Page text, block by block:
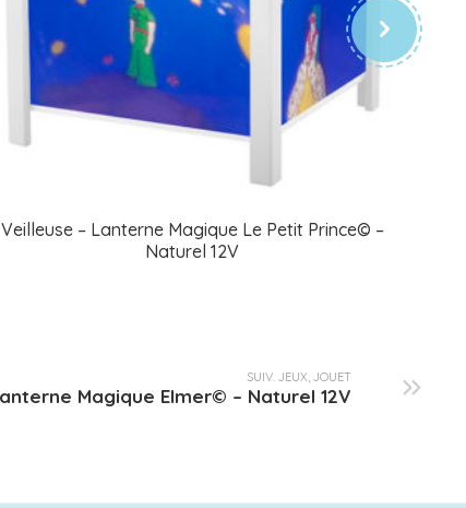
Veilleuse – Lanterne Magique Le Petit Prince© –
Naturel 12V
SUIV. JEUX, JOUET
Magique Elmer© – Naturel 12V